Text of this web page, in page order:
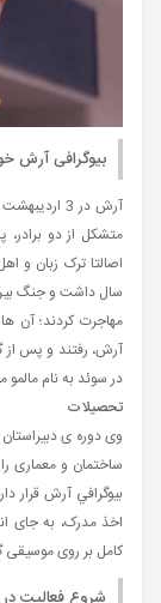
بیوگرافی آرش
متشکل از دو
سال داشت و جنگ بین
مهاجرت کردند؛ آن
در سوئد به نام مالمو
تحصیلات
وی دوره ی
ساختمان و معماری
بيوگرافي آرش قرار
اخذ مدرک، به جای
کامل بر روی